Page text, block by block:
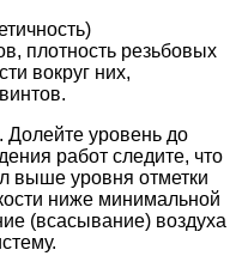
плотность резьбовых
вокруг них,
Долейте уровень до
работ следите, что
выше уровня отметки
ниже минимальной
(всасывание) воздуха